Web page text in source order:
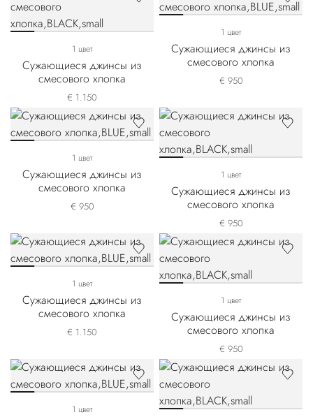
1 цвет
Сужающиеся джинсы из
смесового хлопка
€ 1.150
1 цвет
Сужающиеся джинсы из
смесового хлопка
€ 950
1 цвет
Сужающиеся джинсы из
смесового хлопка
€ 950
1 цвет
Сужающиеся джинсы из
смесового хлопка
€ 950
1 цвет
Сужающиеся джинсы из
смесового хлопка
€ 1.150
1 цвет
Сужающиеся джинсы из
смесового хлопка
€ 950
1 цвет